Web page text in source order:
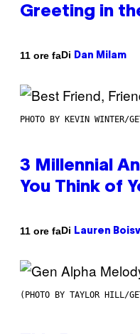
Greeting in
11 ore faDi Dan Milam
PHOTO BY KEVIN WINTER/
3 Millennial
You Think of
11 ore faDi Lauren
(PHOTO BY TAYLOR HILL/